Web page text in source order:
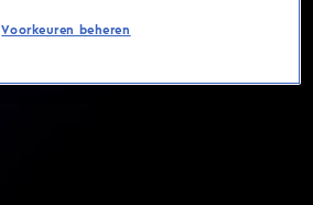
Voorkeuren beheren